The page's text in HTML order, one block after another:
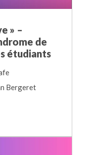
» –
de
étudiants
Bergeret